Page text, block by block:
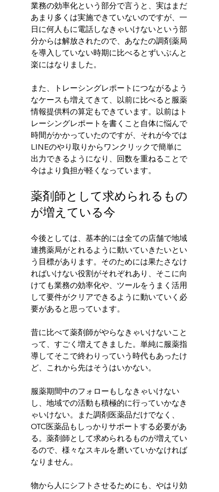
業務の効率化という部分で言うと、実はまだ
あまり多くは実施できていないのですが、一
日に何人もに電話しなきゃいけないという部
分からは解放されたので、あなたの調剤薬局
を導入していない時期に比べるとずいぶんと
楽にはなりました。
また、トレーシングレポートにつながるよう
なケースも増えてきて、以前に比べると服薬
情報提供料の算定もできています。以前はト
レーシングレポートを書くこと自体に悩んで
時間がかかっていたのですが、それが今では
LINEのやり取りからワンクリックで簡単に
出力できるようになり、回数を重ねることで
今はより負担が軽くなっています。
薬剤師として求められるもの
が増えている今
今後としては、基本的には全ての店舗で地域
連携薬局がとれるように動いていきたいとい
う目標があります。そのためには果たさなけ
ればいけない役割がそれぞれあり、そこに向
けても業務の効率化や、ツールをうまく活用
して要件がクリアできるように動いていく必
要があると思っています。
昔に比べて薬剤師がやらなきゃいけないこと
って、すごく増えてきました。単純に服薬指
導してそこで終わりっていう時代もあったけ
ど、これから先はそうはいかない。
服薬期間中のフォローもしなきゃいけない
し、地域での活動も積極的に行っていかなき
ゃいけない。また調剤医薬品だけでなく、
OTC医薬品もしっかりサポートする必要があ
る。薬剤師として求められるものが増えてい
るので、様々なスキルを磨いていかなければ
なりません。
物から人にシフトさせるためにも、やはり効